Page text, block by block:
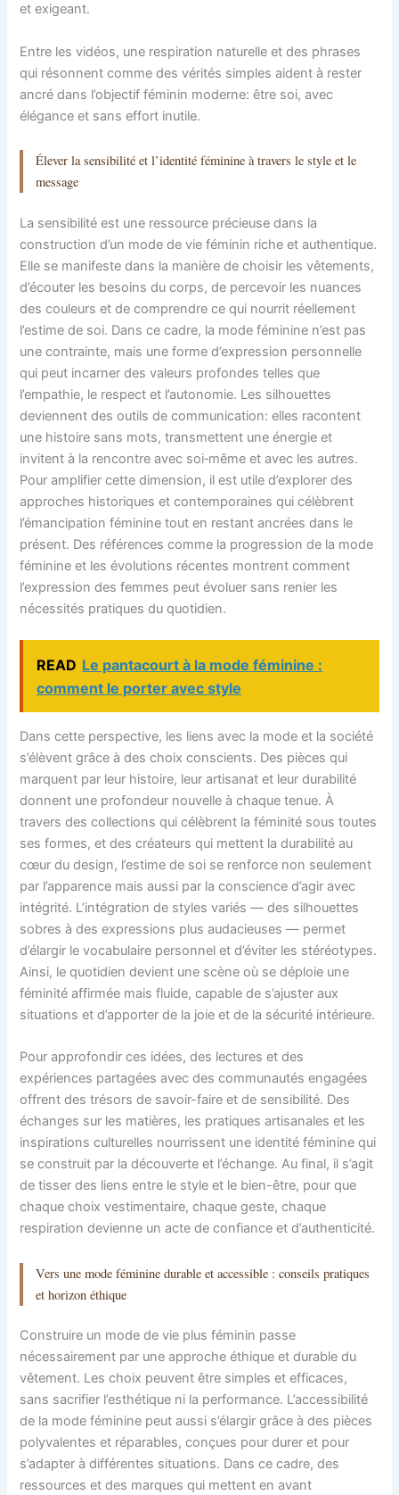
et exigeant.
Entre les vidéos, une respiration naturelle et des phrases
qui résonnent comme des vérités simples aident à rester
ancré dans l’objectif féminin moderne: être soi, avec
élégance et sans effort inutile.
Élever la sensibilité et l’identité féminine à travers le style et le
message
La sensibilité est une ressource précieuse dans la
construction d’un mode de vie féminin riche et authentique.
Elle se manifeste dans la manière de choisir les vêtements,
d’écouter les besoins du corps, de percevoir les nuances
des couleurs et de comprendre ce qui nourrit réellement
l’estime de soi. Dans ce cadre, la mode féminine n’est pas
une contrainte, mais une forme d’expression personnelle
qui peut incarner des valeurs profondes telles que
l’empathie, le respect et l’autonomie. Les silhouettes
deviennent des outils de communication: elles racontent
une histoire sans mots, transmettent une énergie et
invitent à la rencontre avec soi‑même et avec les autres.
Pour amplifier cette dimension, il est utile d’explorer des
approches historiques et contemporaines qui célèbrent
l’émancipation féminine tout en restant ancrées dans le
présent. Des références comme la progression de la mode
féminine et les évolutions récentes montrent comment
l’expression des femmes peut évoluer sans renier les
nécessités pratiques du quotidien.
READ Le pantacourt à la mode féminine :
comment le porter avec style
Dans cette perspective, les liens avec la mode et la société
s’élèvent grâce à des choix conscients. Des pièces qui
marquent par leur histoire, leur artisanat et leur durabilité
donnent une profondeur nouvelle à chaque tenue. À
travers des collections qui célèbrent la féminité sous toutes
ses formes, et des créateurs qui mettent la durabilité au
cœur du design, l’estime de soi se renforce non seulement
par l’apparence mais aussi par la conscience d’agir avec
intégrité. L’intégration de styles variés — des silhouettes
sobres à des expressions plus audacieuses — permet
d’élargir le vocabulaire personnel et d’éviter les stéréotypes.
Ainsi, le quotidien devient une scène où se déploie une
féminité affirmée mais fluide, capable de s’ajuster aux
situations et d’apporter de la joie et de la sécurité intérieure.
Pour approfondir ces idées, des lectures et des
expériences partagées avec des communautés engagées
offrent des trésors de savoir-faire et de sensibilité. Des
échanges sur les matières, les pratiques artisanales et les
inspirations culturelles nourrissent une identité féminine qui
se construit par la découverte et l’échange. Au final, il s’agit
de tisser des liens entre le style et le bien-être, pour que
chaque choix vestimentaire, chaque geste, chaque
respiration devienne un acte de confiance et d’authenticité.
Vers une mode féminine durable et accessible : conseils pratiques
et horizon éthique
Construire un mode de vie plus féminin passe
nécessairement par une approche éthique et durable du
vêtement. Les choix peuvent être simples et efficaces,
sans sacrifier l’esthétique ni la performance. L’accessibilité
de la mode féminine peut aussi s’élargir grâce à des pièces
polyvalentes et réparables, conçues pour durer et pour
s’adapter à différentes situations. Dans ce cadre, des
ressources et des marques qui mettent en avant